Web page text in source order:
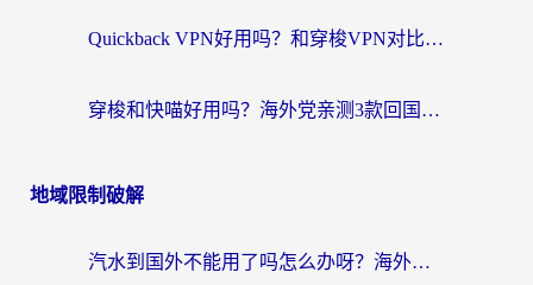
Quickback VPN好用吗？和穿梭VPN对比哪个回国效果更好？海外党必看的真实测评与选择指南
穿梭和快喵好用吗？海外党亲测3款回国加速器，附日本回国VPN避坑指南
地域限制破解
汽水到国外不能用了吗怎么办呀？海外党追剧看片的救星在这里！